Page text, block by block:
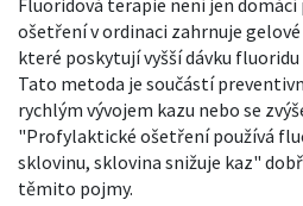
Fluoridová terapie není jen
ošetření v ordinaci zahrnuje
které poskytují vyšší dávku
Tato metoda je součástí
rychlým vývojem kazu nebo se
"Profylaktické ošetření používá
sklovinu, sklovina snižuje kaz"
těmito pojmy.